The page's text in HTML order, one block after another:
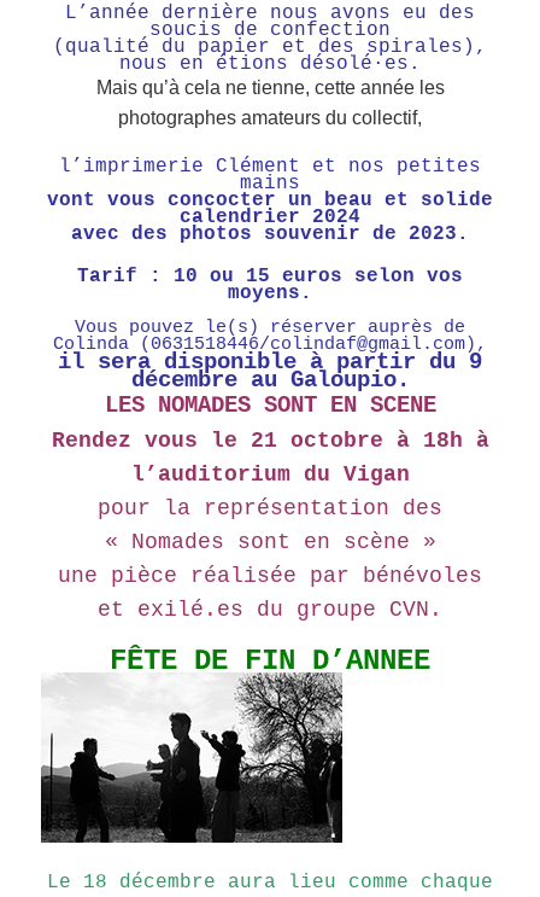
L’année dernière nous avons eu des
soucis de confection
(qualité du papier et des spirales),
nous en étions désolé·es.
Mais qu’à cela ne tienne, cette année les
photographes amateurs du collectif,
l’imprimerie Clément et nos petites
mains
vont vous concocter un beau et solide
calendrier 2024
avec des photos souvenir de 2023.
Tarif : 10 ou 15 euros selon vos
moyens.
Vous pouvez le(s) réserver auprès de
Colinda (0631518446/colindaf@gmail.com),
il sera disponible à partir du 9
décembre au Galoupio.
LES NOMADES SONT EN SCENE
Rendez vous le 21 octobre à 18h à
l’auditorium du Vigan
pour la représentation des
« Nomades sont en scène »
une pièce réalisée par bénévoles
et exilé.es du groupe CVN.
FÊTE DE FIN D’ANNEE
Le 18 décembre aura lieu comme chaque